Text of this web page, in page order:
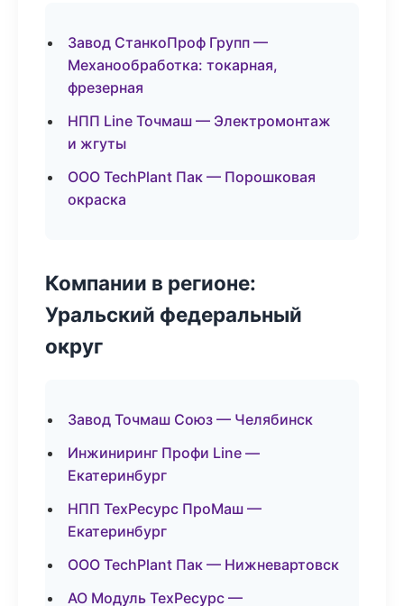
Завод СтанкоПроф Групп —
Механообработка: токарная,
фрезерная
НПП Line Точмаш — Электромонтаж
и жгуты
ООО TechPlant Пак — Порошковая
окраска
Компании в регионе:
Уральский федеральный
округ
Завод Точмаш Союз — Челябинск
Инжиниринг Профи Line —
Екатеринбург
НПП ТехРесурс ПроМаш —
Екатеринбург
ООО TechPlant Пак — Нижневартовск
АО Модуль ТехРесурс —